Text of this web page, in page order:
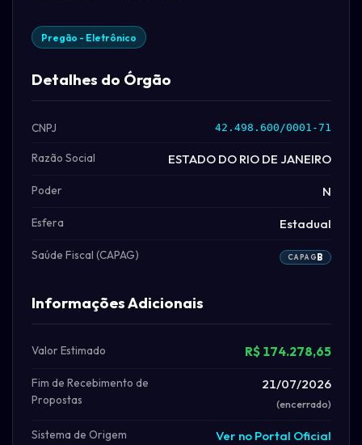
Pregão - Eletrônico
Detalhes do Órgão
CNPJ 42.498.600/0001-71
Razão Social ESTADO DO RIO DE JANEIRO
Poder N
Esfera Estadual
Saúde Fiscal (CAPAG) CAPAG B
Informações Adicionais
Valor Estimado R$ 174.278,65
Fim de Recebimento de
Propostas
21/07/2026
(encerrado)
Sistema de Origem Ver no Portal Oficial